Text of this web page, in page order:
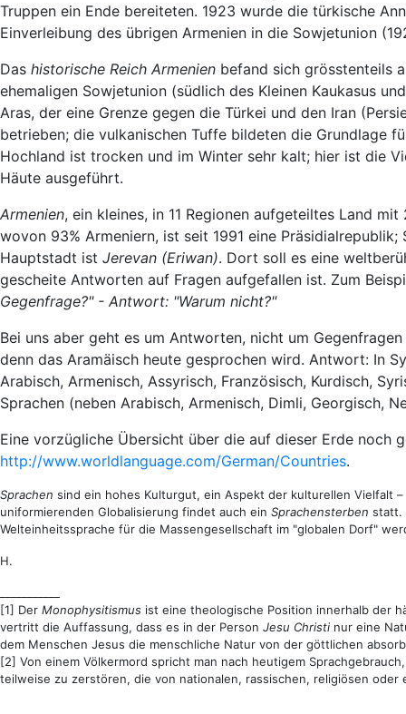
Truppen ein Ende bereiteten. 1923 wurde die türkische
Einverleibung des übrigen Armenien in die Sowjetunion
Das historische Reich Armenien befand sich grösstenteils
ehemaligen Sowjetunion (südlich des Kleinen Kaukasus
Aras, der eine Grenze gegen die Türkei und den Iran
betrieben; die vulkanischen Tuffe bildeten die Grundlage
Hochland ist trocken und im Winter sehr kalt; hier ist die
Häute ausgeführt.
Armenien, ein kleines, in 11 Regionen aufgeteiltes Land
wovon 93% Armeniern, ist seit 1991 eine
Hauptstadt ist Jerevan (Eriwan). Dort soll es eine
gescheite Antworten auf Fragen aufgefallen ist. Zum
Gegenfrage?" - Antwort: "Warum nicht?"
Bei uns aber geht es um Antworten, nicht um
denn das Aramäisch heute gesprochen wird. Antwort: In
Arabisch, Armenisch, Assyrisch, Französisch, Kurdisch,
Sprachen (neben Arabisch, Armenisch, Dimli, Georgisch,
Eine vorzügliche Übersicht über die auf dieser Erde noch
http://www.worldlanguage.com/German/Countries.
Sprachen sind ein hohes Kulturgut, ein Aspekt der kulturellen Vielfalt
uniformierenden Globalisierung findet auch ein Sprachensterben statt.
Welteinheitssprache für die Massengesellschaft im "globalen Dorf"
H.
[1] Der Monophysitismus ist eine theologische Position innerhalb der
vertritt die Auffassung, dass es in der Person Jesu Christi nur eine
dem Menschen Jesus die menschliche Natur von der göttlichen
[2] Von einem Völkermord spricht man nach heutigem
teilweise zu zerstören, die von nationalen, rassischen, religiösen